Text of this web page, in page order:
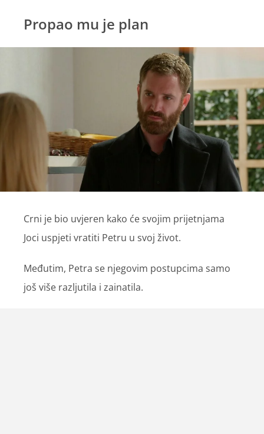
Propao mu je plan
Crni je bio uvjeren kako će svojim prijetnjama
Joci uspjeti vratiti Petru u svoj život.
Međutim, Petra se njegovim postupcima samo
još više razljutila i zainatila.